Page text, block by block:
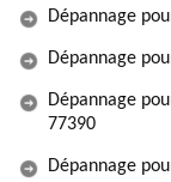
Dépannage
Dépannage
Dépannage
77390
Dépannage